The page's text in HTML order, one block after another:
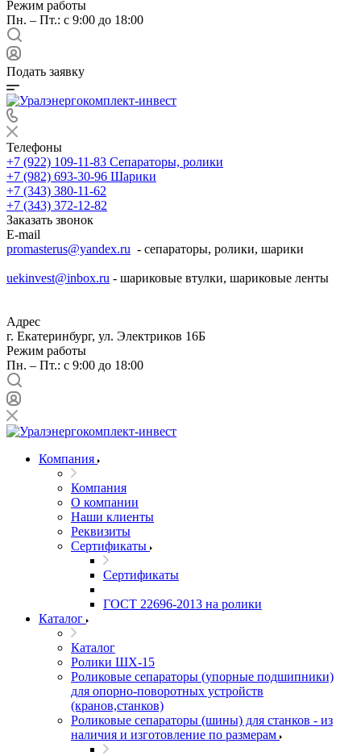
Режим работы
Пн. – Пт.: с 9:00 до 18:00
Подать заявку
Телефоны
+7 (922) 109-11-83 Сепараторы, ролики
+7 (982) 693-30-96 Шарики
+7 (343) 380-11-62
+7 (343) 372-12-82
Заказать звонок
E-mail
promasterus@yandex.ru - сепараторы, ролики, шарики
uekinvest@inbox.ru - шариковые втулки, шариковые ленты
Адрес
г. Екатеринбург, ул. Электриков 16Б
Режим работы
Пн. – Пт.: с 9:00 до 18:00
Компания
Компания
О компании
Наши клиенты
Реквизиты
Сертификаты
Сертификаты
ГОСТ 22696-2013 на ролики
Каталог
Каталог
Ролики ШХ-15
Роликовые сепараторы (упорные подшипники)
для опорно-поворотных устройств
(кранов,станков)
Роликовые сепараторы (шины) для станков - из
наличия и изготовление по размерам